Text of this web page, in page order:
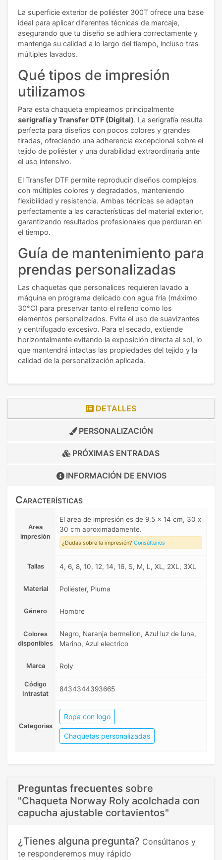
La superficie exterior de poliéster 300T ofrece una base
ideal para aplicar diferentes técnicas de marcaje,
asegurando que tu diseño se adhiera correctamente y
mantenga su calidad a lo largo del tiempo, incluso tras
múltiples lavados.
Qué tipos de impresión
utilizamos
Para esta chaqueta empleamos principalmente
serigrafía y Transfer DTF (Digital). La serigrafía resulta
perfecta para diseños con pocos colores y grandes
tiradas, ofreciendo una adherencia excepcional sobre el
tejido de poliéster y una durabilidad extraordinaria ante
el uso intensivo.
El Transfer DTF permite reproducir diseños complejos
con múltiples colores y degradados, manteniendo
flexibilidad y resistencia. Ambas técnicas se adaptan
perfectamente a las características del material exterior,
garantizando resultados profesionales que perduran en
el tiempo.
Guía de mantenimiento para
prendas personalizadas
Las chaquetas que personalices requieren lavado a
máquina en programa delicado con agua fría (máximo
30°C) para preservar tanto el relleno como los
elementos personalizados. Evita el uso de suavizantes
y centrifugado excesivo. Para el secado, extiende
horizontalmente evitando la exposición directa al sol, lo
que mantendrá intactas las propiedades del tejido y la
calidad de la personalización aplicada.
DETALLES
PERSONALIZACIÓN
PRÓXIMAS ENTRADAS
INFORMACIÓN DE ENVIOS
Características
Area
impresión
El area de impresión es de 9,5 x 14 cm, 30 x
30 cm aproximadamente.
¿Dudas sobre la impresión? Consúltenos
Tallas 4, 6, 8, 10, 12, 14, 16, S, M, L, XL, 2XL, 3XL
Material Poliéster, Pluma
Género Hombre
Colores
disponibles
Negro, Naranja bermellon, Azul luz de luna,
Marino, Azul electrico
Marca Roly
Código
Intrastat
8434344393665
Categorias
Ropa con logo
Chaquetas personalizadas
Preguntas frecuentes sobre
"Chaqueta Norway Roly acolchada con
capucha ajustable cortavientos"
¿Tienes alguna pregunta? Consúltanos y
te responderemos muy rápido